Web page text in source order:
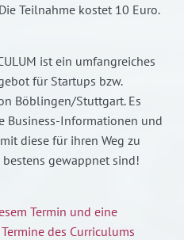
Teilnahme kostet 10 Euro.
ist ein umfangreiches
für Startups bzw.
Böblingen/Stuttgart. Es
Business-Informationen und
diese für ihren Weg zu
gewappnet sind!
Termin und eine
des Curriculums